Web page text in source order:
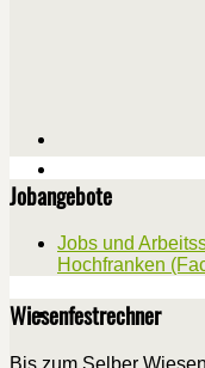
Jobangebote
Jobs und
Hochfranken
Wiesenfestrechner
Bis zum Selber